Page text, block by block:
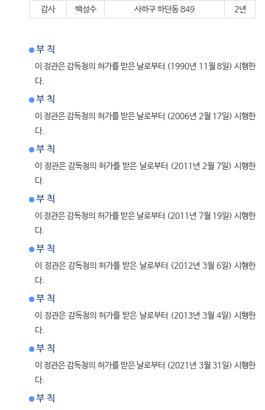
감사
백성수 사하구 하단동 849 2년
부 칙
이 정관은 감독청의 허가를 받은 날로부터 (1990년 11월 8일) 시행한
다.
부 칙
이 정관은 감독청의 허가를 받은 날로부터 (2006년 2월 17일) 시행한
다.
부 칙
이 정관은 감독청의 허가를 받은 날로부터 (2011년 2월 7일) 시행한
다.
부 칙
이 정관은 감독청의 허가를 받은 날로부터 (2011년 7월 19일) 시행한
다.
부 칙
이 정관은 감독청의 허가를 받은 날로부터 (2012년 3월 6일) 시행한
다.
부 칙
이 정관은 감독청의 허가를 받은 날로부터 (2013년 3월 4일) 시행한
다.
부 칙
이 정관은 감독청의 허가를 받은 날로부터 (2021년 3월 31일) 시행한
다.
부 칙